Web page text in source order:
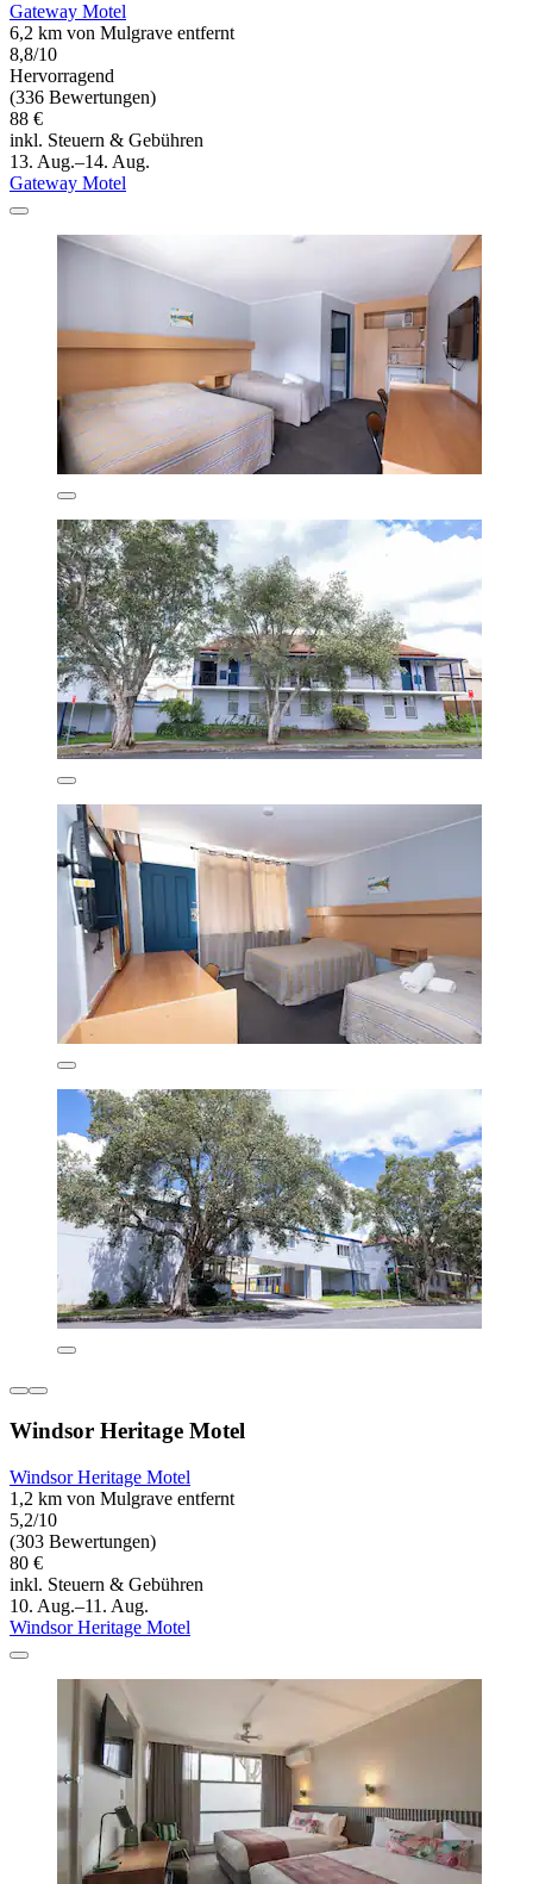
Gateway Motel
6,2 km von Mulgrave entfernt
8,8/10
Hervorragend
(336 Bewertungen)
88 €
inkl. Steuern & Gebühren
13. Aug.–14. Aug.
Gateway Motel
Windsor Heritage Motel
Windsor Heritage Motel
1,2 km von Mulgrave entfernt
5,2/10
(303 Bewertungen)
80 €
inkl. Steuern & Gebühren
10. Aug.–11. Aug.
Windsor Heritage Motel